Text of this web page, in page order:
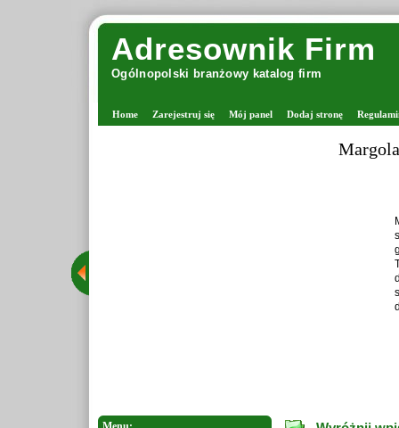
Adresownik Firm
Ogólnopolski branżowy katalog firm
Home Zarejestruj się Mój panel Dodaj stronę